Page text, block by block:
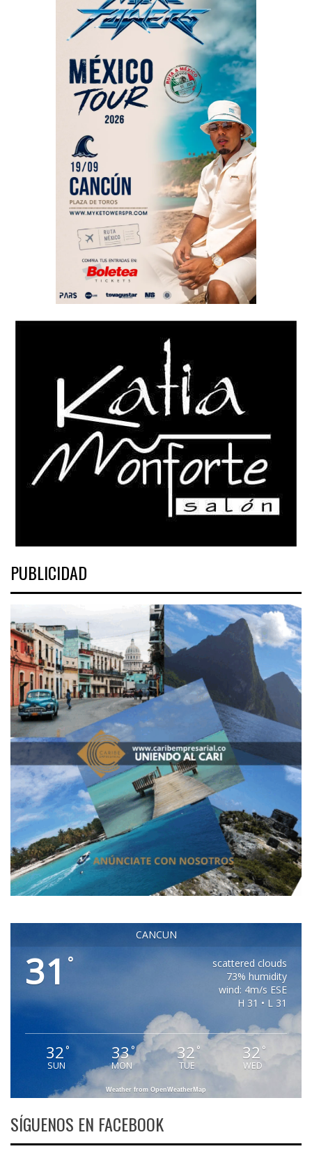
PUBLICIDAD
CANCUN
31 °
scattered clouds
73% humidity
wind: 4m/s ESE
H 31 • L 31
32°
SUN
33°
MON
32 °
TUE
32 °
WED
Weather from OpenWeatherMap
SÍGUENOS EN FACEBOOK